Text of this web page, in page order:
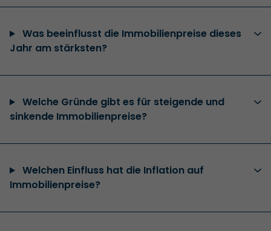
Was beeinflusst die Immobilienpreise dieses
Jahr am stärksten?
Welche Gründe gibt es für steigende und
sinkende Immobilienpreise?
Welchen Einfluss hat die Inflation auf
Immobilienpreise?